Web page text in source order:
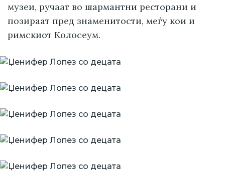
музеи, ручаат во шармантни ресторани и
позираат пред знаменитости, меѓу кои и
римскиот Колосеум.